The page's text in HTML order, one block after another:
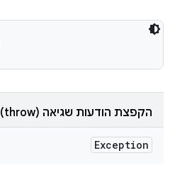
הקפצת הודעות שגיאה (throw)
Exception